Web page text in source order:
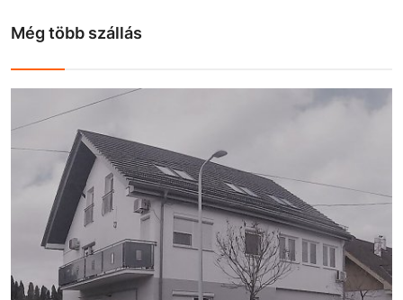
Még több szállás